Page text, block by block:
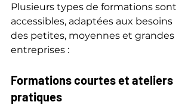
Plusieurs types de formations sont
accessibles, adaptées aux besoins
des petites, moyennes et grandes
entreprises :
Formations courtes et ateliers
pratiques